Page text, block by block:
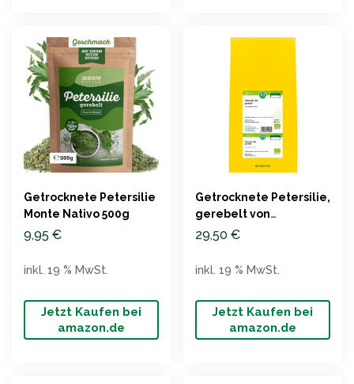
Getrocknete Petersilie
Monte Nativo 500g
9,95 €
Jetzt Kaufen bei
amazon.de
inkl. 19 % MwSt.
Getrocknete Petersilie,
gerebelt von
Lebensbaum
29,50 €
Jetzt Kaufen bei
amazon.de
inkl. 19 % MwSt.